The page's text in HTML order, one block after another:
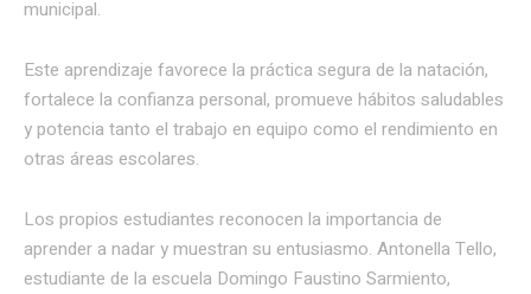
municipal.
Este aprendizaje favorece la práctica segura de la natación,
fortalece la confianza personal, promueve hábitos saludables
y potencia tanto el trabajo en equipo como el rendimiento en
otras áreas escolares.
Los propios estudiantes reconocen la importancia de
aprender a nadar y muestran su entusiasmo. Antonella Tello,
estudiante de la escuela Domingo Faustino Sarmiento,